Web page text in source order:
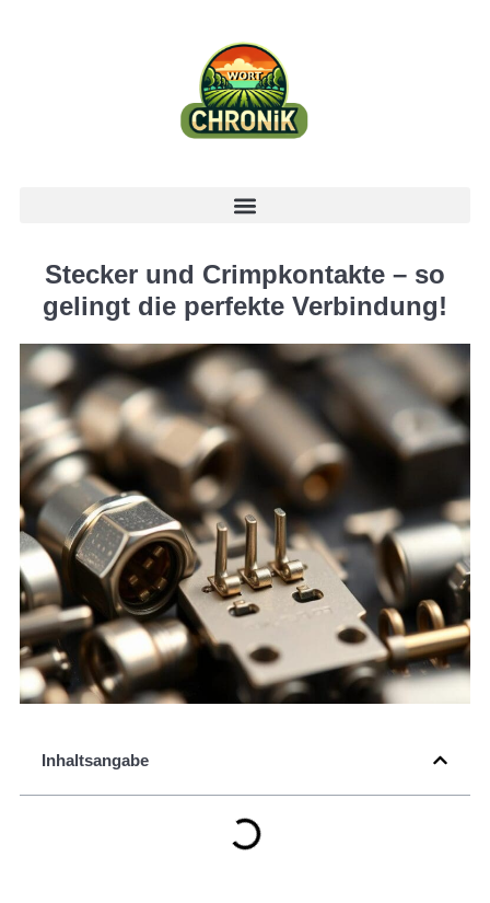
Stecker und Crimpkontakte – so
gelingt die perfekte Verbindung!
Inhaltsangabe